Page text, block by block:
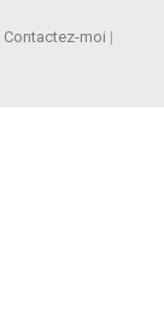
Contactez-moi |